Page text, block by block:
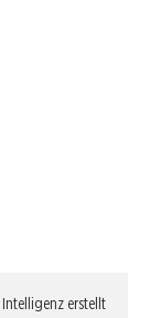
erstellt